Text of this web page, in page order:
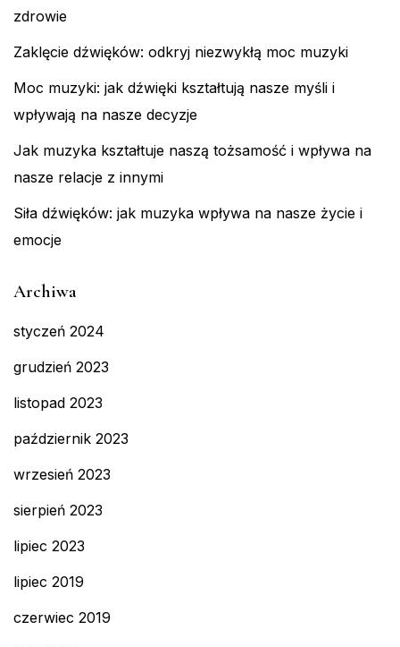
zdrowie
Zaklęcie dźwięków: odkryj niezwykłą moc muzyki
Moc muzyki: jak dźwięki kształtują nasze myśli i
wpływają na nasze decyzje
Jak muzyka kształtuje naszą tożsamość i wpływa na
nasze relacje z innymi
Siła dźwięków: jak muzyka wpływa na nasze życie i
emocje
Archiwa
styczeń 2024
grudzień 2023
listopad 2023
październik 2023
wrzesień 2023
sierpień 2023
lipiec 2023
lipiec 2019
czerwiec 2019